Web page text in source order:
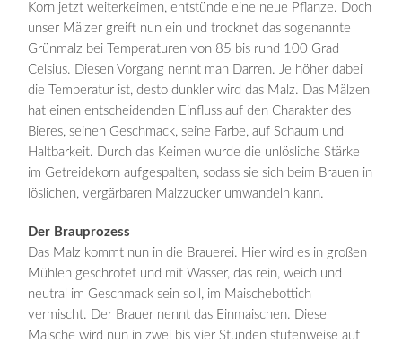
Korn jetzt weiterkeimen, entstünde eine neue Pflanze. Doch
unser Mälzer greift nun ein und trocknet das sogenannte
Grünmalz bei Temperaturen von 85 bis rund 100 Grad
Celsius. Diesen Vorgang nennt man Darren. Je höher dabei
die Temperatur ist, desto dunkler wird das Malz. Das Mälzen
hat einen entscheidenden Einfluss auf den Charakter des
Bieres, seinen Geschmack, seine Farbe, auf Schaum und
Haltbarkeit. Durch das Keimen wurde die unlösliche Stärke
im Getreidekorn aufgespalten, sodass sie sich beim Brauen in
löslichen, vergärbaren Malzzucker umwandeln kann.
Der Brauprozess
Das Malz kommt nun in die Brauerei. Hier wird es in großen
Mühlen geschrotet und mit Wasser, das rein, weich und
neutral im Geschmack sein soll, im Maischebottich
vermischt. Der Brauer nennt das Einmaischen. Diese
Maische wird nun in zwei bis vier Stunden stufenweise auf